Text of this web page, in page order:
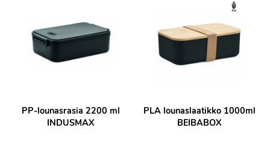
PP-lounasrasia 2200 ml
INDUSMAX
PLA lounaslaatikko 1000ml
BEIBABOX